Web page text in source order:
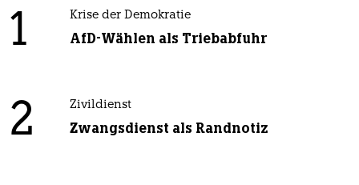
1 Krise der Demokratie
AfD-Wählen als Triebabfuhr
2 Zivildienst
Zwangsdienst als Randnotiz